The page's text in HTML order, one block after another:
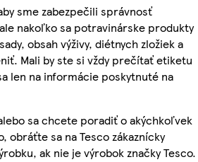
sme zabezpečili správnosť
nakoľko sa potravinárske produkty
obsah výživy, diétnych zložiek a
Mali by ste si vždy prečítať etiketu
len na informácie poskytnuté na
sa chcete poradiť o akýchkoľvek
obráťte sa na Tesco zákaznícky
ak nie je výrobok značky Tesco.